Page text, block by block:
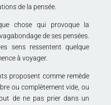
de la pensée.
chose qui provoque la
de ses pensées.
sens ressentent quelque
à voyager.
proposent comme remède
ou complètement vide, ou
de ne pas prier dans un